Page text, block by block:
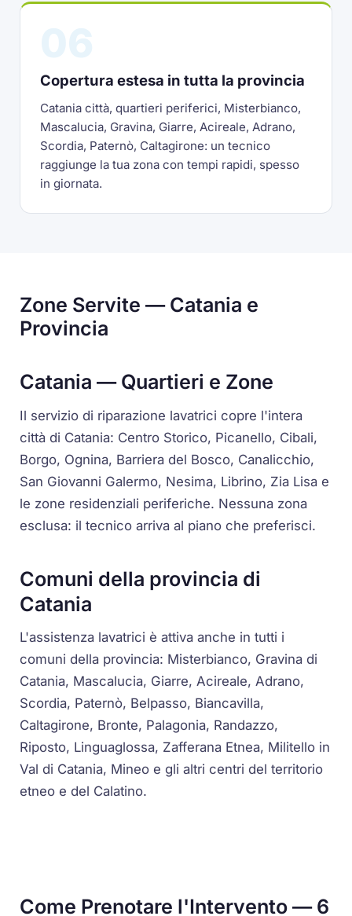
Copertura estesa in tutta la provincia
Catania città, quartieri periferici, Misterbianco,
Mascalucia, Gravina, Giarre, Acireale, Adrano,
Scordia, Paternò, Caltagirone: un tecnico
raggiunge la tua zona con tempi rapidi, spesso
in giornata.
Zone Servite — Catania e
Provincia
Catania — Quartieri e Zone
Il servizio di riparazione lavatrici copre l'intera
città di Catania: Centro Storico, Picanello, Cibali,
Borgo, Ognina, Barriera del Bosco, Canalicchio,
San Giovanni Galermo, Nesima, Librino, Zia Lisa e
le zone residenziali periferiche. Nessuna zona
esclusa: il tecnico arriva al piano che preferisci.
Comuni della provincia di
Catania
L'assistenza lavatrici è attiva anche in tutti i
comuni della provincia: Misterbianco, Gravina di
Catania, Mascalucia, Giarre, Acireale, Adrano,
Scordia, Paternò, Belpasso, Biancavilla,
Caltagirone, Bronte, Palagonia, Randazzo,
Riposto, Linguaglossa, Zafferana Etnea, Militello in
Val di Catania, Mineo e gli altri centri del territorio
etneo e del Calatino.
Come Prenotare l'Intervento — 6